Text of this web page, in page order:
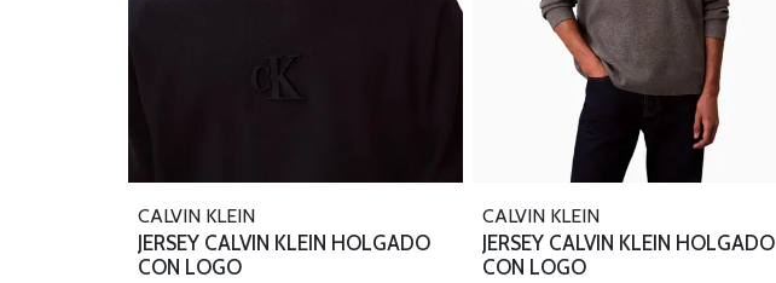
CALVIN KLEIN
JERSEY CALVIN KLEIN HOLGADO
CON LOGO
CALVIN KLEIN
JERSEY CALVIN KLEIN HOLGADO
CON LOGO